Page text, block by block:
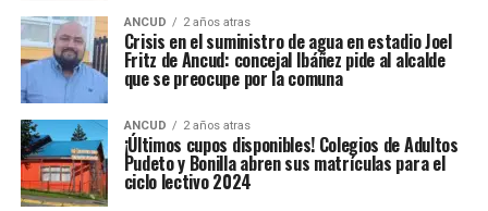
ANCUD 2 años atras
Crisis en el suministro de agua en estadio Joel
Fritz de Ancud: concejal Ibáñez pide al alcalde
que se preocupe por la comuna
ANCUD 2 años atras
¡Últimos cupos disponibles! Colegios de Adultos
Pudeto y Bonilla abren sus matrículas para el
ciclo lectivo 2024